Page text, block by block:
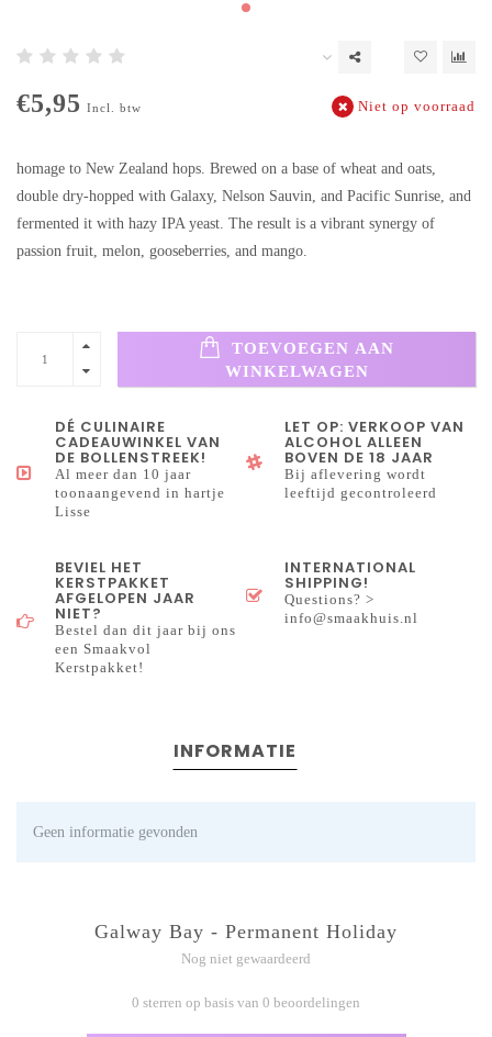
€5,95 Incl. btw Niet op voorraad
homage to New Zealand hops. Brewed on a base of wheat and oats,
double dry-hopped with Galaxy, Nelson Sauvin, and Pacific Sunrise, and
fermented it with hazy IPA yeast. The result is a vibrant synergy of
passion fruit, melon, gooseberries, and mango.
TOEVOEGEN AAN
WINKELWAGEN
DÉ CULINAIRE
CADEAUWINKEL VAN
DE BOLLENSTREEK!
Al meer dan 10 jaar
toonaangevend in hartje
Lisse
LET OP: VERKOOP VAN
ALCOHOL ALLEEN
BOVEN DE 18 JAAR
Bij aflevering wordt
leeftijd gecontroleerd
BEVIEL HET
KERSTPAKKET
AFGELOPEN JAAR
NIET?
Bestel dan dit jaar bij ons
een Smaakvol
Kerstpakket!
INTERNATIONAL
SHIPPING!
Questions? >
info@smaakhuis.nl
INFORMATIE
Geen informatie gevonden
Galway Bay - Permanent Holiday
Nog niet gewaardeerd
0 sterren op basis van 0 beoordelingen